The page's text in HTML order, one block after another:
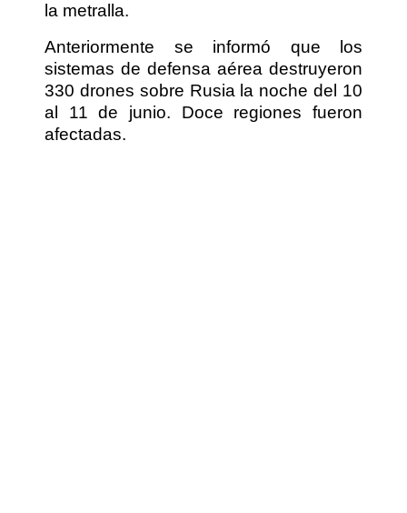
la metralla.
Anteriormente se informó que los
sistemas de defensa aérea destruyeron
330 drones sobre Rusia la noche del 10
al 11 de junio. Doce regiones fueron
afectadas.